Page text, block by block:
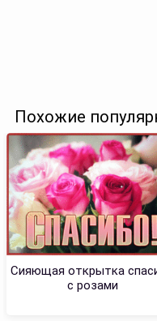
Похожие
Сияющая открытка
с розами